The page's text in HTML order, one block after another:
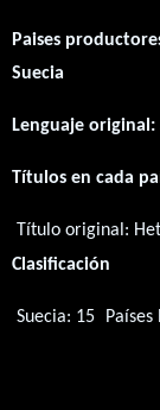
Paises
Suecia
Lenguaje original:
Títulos en cada
Título original:
Clasificación
Suecia: 15 Países